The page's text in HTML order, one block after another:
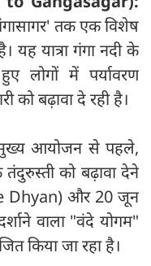
तक एक विशेष
यह यात्रा गंगा नदी के
लोगों में पर्यावरण
को बढ़ावा दे रही है।
आयोजन से पहले,
को बढ़ावा देने
Dhyan) और 20 जून
वाला "वंदे योगम"
किया जा रहा है।